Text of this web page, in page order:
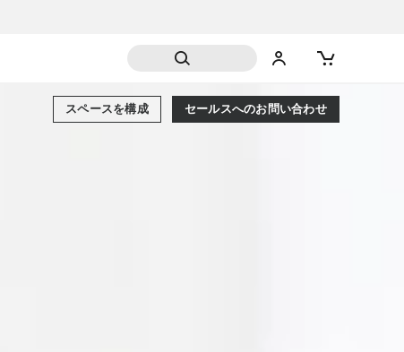
セールスへのお問い合わせ
スペースを構成